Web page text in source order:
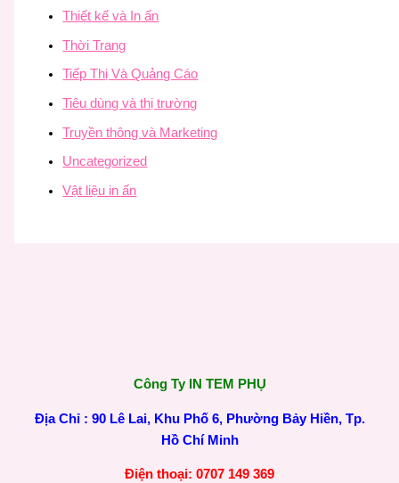
Thiết kế và In ấn
Thời Trang
Tiếp Thị Và Quảng Cáo
Tiêu dùng và thị trường
Truyền thông và Marketing
Uncategorized
Vật liệu in ấn
Công Ty IN TEM PHỤ
Địa Chỉ : 90 Lê Lai, Khu Phố 6, Phường Bảy Hiền, Tp.
Hồ Chí Minh
Điện thoại: 0707 149 369